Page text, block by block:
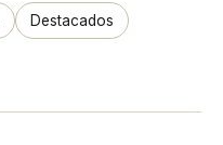
Destacados